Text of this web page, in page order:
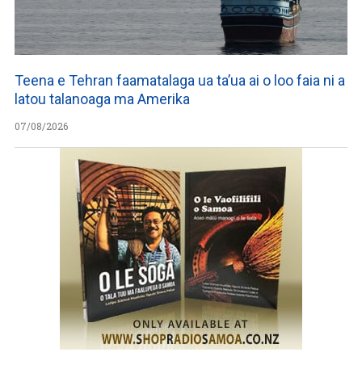
Teena e Tehran faamatalaga ua ta’ua ai o loo faia ni a
latou talanoaga ma Amerika
07/08/2026